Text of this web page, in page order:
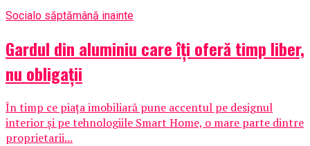
Socialo săptămână inainte
Gardul din aluminiu care îți oferă timp liber,
nu obligații
În timp ce piața imobiliară pune accentul pe designul
interior și pe tehnologiile Smart Home, o mare parte dintre
proprietarii...